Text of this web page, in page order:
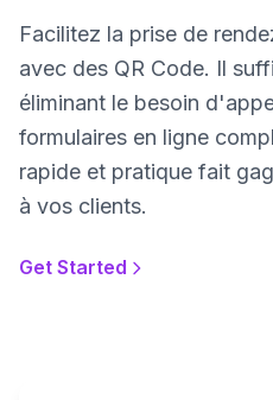
Facilitez la prise de
avec des QR Code. Il
éliminant le besoin
formulaires en ligne
rapide et pratique fait
à vos clients.
Get Started